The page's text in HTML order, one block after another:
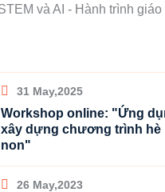
31 May,2025
Workshop online: "Ứng
xây dựng chương trình hè
non"
26 May,2023